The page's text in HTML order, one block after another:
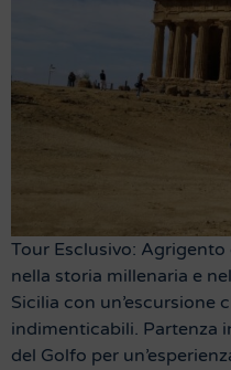
Tour Esclusivo:
nella storia millenaria e
Sicilia con un’escursione
indimenticabili. Partenza
del Golfo per